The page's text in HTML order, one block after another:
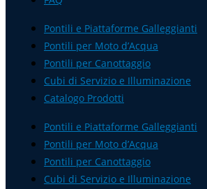
Pontili e Piattaforme Galleggianti
Pontili per Moto d’Acqua
Pontili per Canottaggio
Cubi di Servizio e Illuminazione
Catalogo Prodotti
Pontili e Piattaforme Galleggianti
Pontili per Moto d’Acqua
Pontili per Canottaggio
Cubi di Servizio e Illuminazione